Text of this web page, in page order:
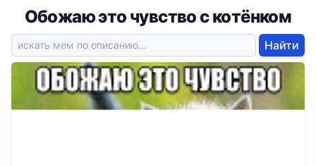
Обожаю это чувство с котёнком
Найти